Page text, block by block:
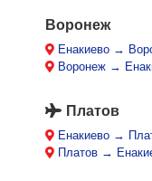
Воронеж
Енакиево →
Воронеж →
Платов
Енакиево →
Платов →